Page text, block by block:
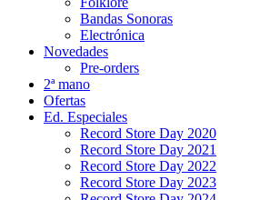
Bandas Sonoras
Electrónica
Novedades
Pre-orders
2ª mano
Ofertas
Ed. Especiales
Record Store Day 2020
Record Store Day 2021
Record Store Day 2022
Record Store Day 2023